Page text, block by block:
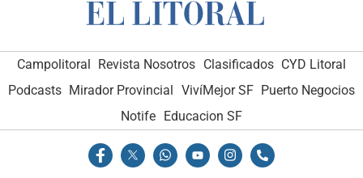
Campolitoral Revista Nosotros Clasificados CYD Litoral
Podcasts Mirador Provincial VivíMejor SF Puerto Negocios
Notife Educacion SF